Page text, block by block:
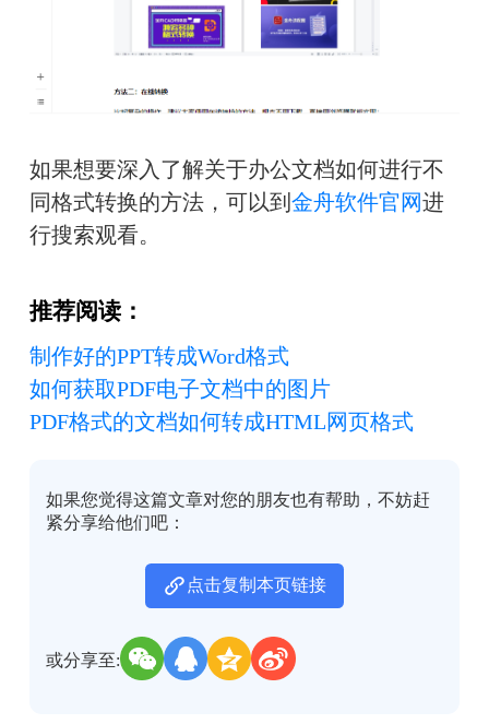
如果想要深入了解关于办公文档如何进行不
同格式转换的方法，可以到 金舟软件官网进
行搜索观看。
推荐阅读：
制作好的PPT转成Word格式
如何获取PDF电子文档中的图片
PDF格式的文档如何转成HTML网页格式
如果您觉得这篇文章对您的朋友也有帮助，不妨赶
紧分享给他们吧：
点击复制本页链接
或分享至: